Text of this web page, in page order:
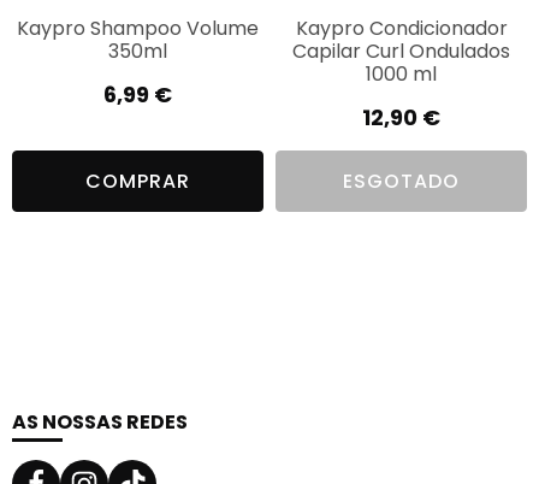
Kaypro Shampoo Volume
350ml
6,99 €
COMPRAR
Kaypro Condicionador
Capilar Curl Ondulados
1000 ml
12,90 €
ESGOTADO
AS NOSSAS REDES